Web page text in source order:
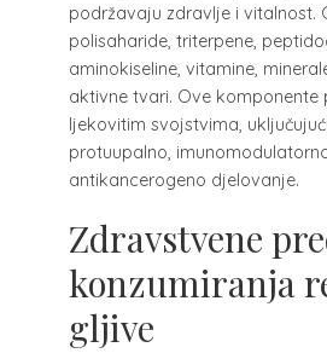
podržavaju zdravlje i vitalnost.
polisaharide, triterpene,
aminokiseline, vitamine,
aktivne tvari. Ove komponente
ljekovitim svojstvima,
protuupalno,
antikancerogeno djelovanje.
Zdravstvene
konzumiranja
gljive